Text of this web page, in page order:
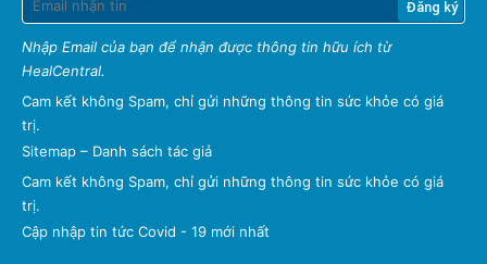
Nhập Email của bạn để nhận được thông tin hữu ích từ
HealCentral.
Cam kết không Spam, chỉ gửi những thông tin sức khỏe có giá
trị.
Sitemap – Danh sách tác giả
Cam kết không Spam, chỉ gửi những thông tin sức khỏe có giá
trị.
Cập nhập tin tức Covid - 19 mới nhất